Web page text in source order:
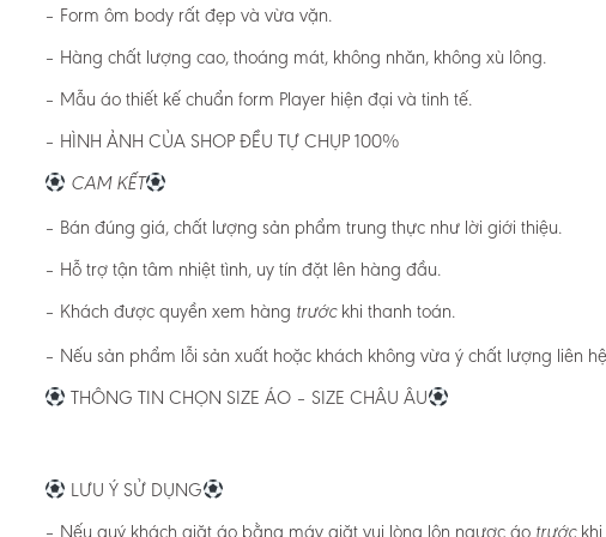
– Form ôm body rất đẹp và vừa vặn.
– Hàng chất lượng cao, thoáng mát, không nhăn, không xù lông.
– Mẫu áo thiết kế chuẩn form Player hiện đại và tinh tế.
– HÌNH ẢNH CỦA SHOP ĐỀU TỰ CHỤP 100%
CAM KẾT
– Bán đúng giá, chất lượng sản phẩm trung thực như lời giới thiệu.
– Hỗ trợ tận tâm nhiệt tình, uy tín đặt lên hàng đầu.
– Khách được quyền xem hàng trước khi thanh toán.
– Nếu sản phẩm lỗi sản xuất hoặc khách không vừa ý chất lượng liên
THÔNG TIN CHỌN SIZE ÁO – SIZE CHÂU ÂU
LƯU Ý SỬ DỤNG
– Nếu quý khách giặt áo bằng máy giặt vui lòng lộn ngược áo